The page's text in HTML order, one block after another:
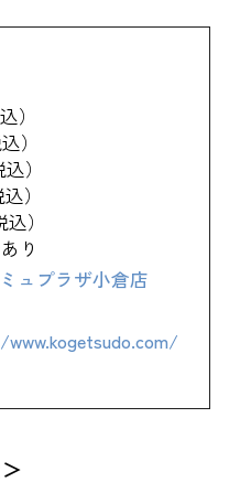
）
）
）
）
）
り
ュプラザ小倉店